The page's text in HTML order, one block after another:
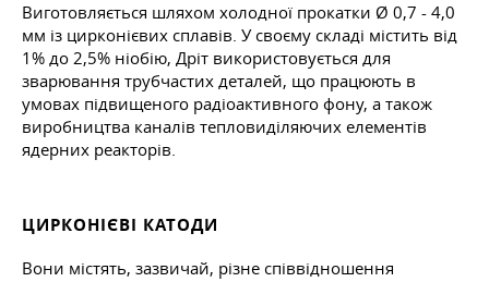
Виготовляється шляхом холодної прокатки Ø 0,7 - 4,0
мм із цирконієвих сплавів. У своєму складі містить від
1% до 2,5% ніобію, Дріт використовується для
зварювання трубчастих деталей, що працюють в
умовах підвищеного радіоактивного фону, а також
виробництва каналів тепловиділяючих елементів
ядерних реакторів.
ЦИРКОНІЄВІ КАТОДИ
Вони містять, зазвичай, різне співвідношення